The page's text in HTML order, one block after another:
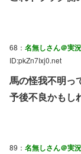
68： 名無しさん＠実
ID:pkZn7Ixj0.net
馬の怪我不明っ
予後不良かもし
89： 名無しさん＠実